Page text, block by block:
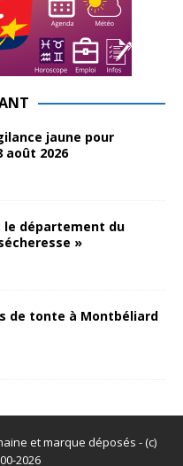
jaune pour
août 2026
le département du
»
de tonte à Montbéliard
et marque déposés - (c)
2026